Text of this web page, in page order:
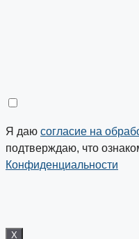
Я даю согласие на
подтверждаю, что
Конфиденциальности
X